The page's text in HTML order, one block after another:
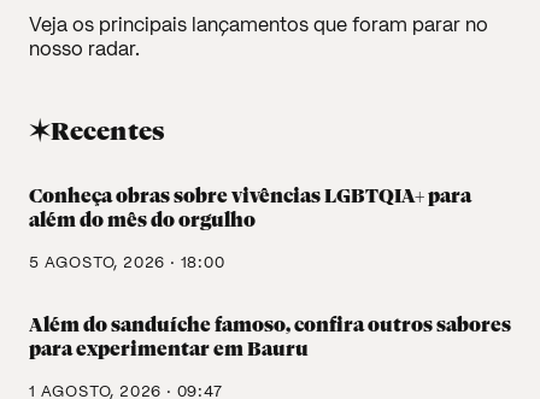
Veja os principais lançamentos que foram parar no
nosso radar.
✶Recentes
Conheça obras sobre vivências LGBTQIA+ para
além do mês do orgulho
5 AGOSTO, 2026 · 18:00
Além do sanduíche famoso, confira outros sabores
para experimentar em Bauru
1 AGOSTO, 2026 · 09:47